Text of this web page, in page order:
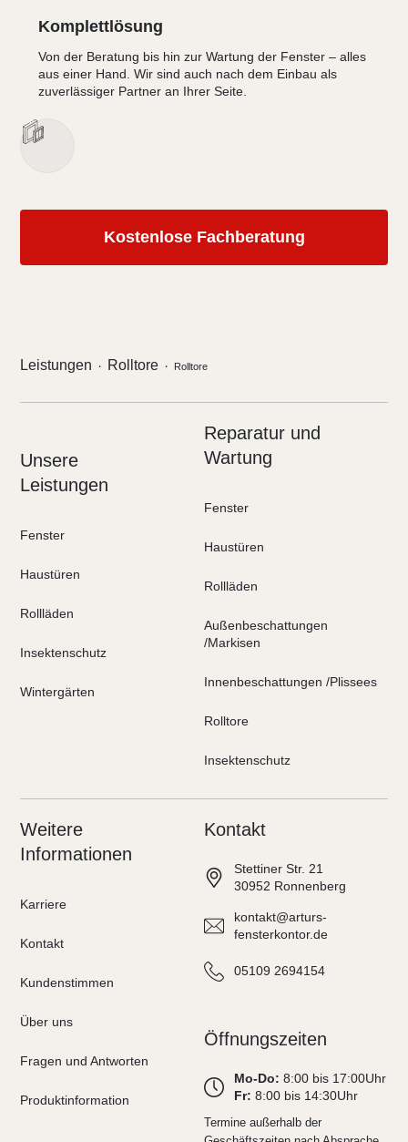
Komplettlösung
Von der Beratung bis hin zur Wartung der Fenster – alles
aus einer Hand. Wir sind auch nach dem Einbau als
zuverlässiger Partner an Ihrer Seite.
Kostenlose Fachberatung
Leistungen ・ Rolltore ・ Rolltore
Unsere
Leistungen
Fenster
Haustüren
Rollläden
Insektenschutz
Wintergärten
Reparatur und
Wartung
Fenster
Haustüren
Rollläden
Außenbeschattungen
/Markisen
Innenbeschattungen /Plissees
Rolltore
Insektenschutz
Weitere
Informationen
Karriere
Kontakt
Kundenstimmen
Über uns
Fragen und Antworten
Produktinformation
Kontakt
Stettiner Str. 21
30952 Ronnenberg
kontakt@arturs-
fensterkontor.de
05109 2694154
Öffnungszeiten
Mo-Do: 8:00 bis 17:00Uhr
Fr: 8:00 bis 14:30Uhr
Termine außerhalb der